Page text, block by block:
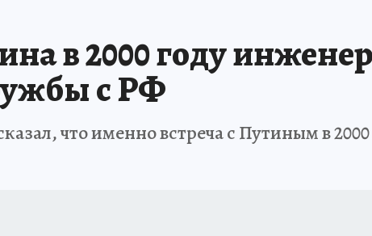
в 2000 году
с РФ
что именно встреча с Путиным в 2000